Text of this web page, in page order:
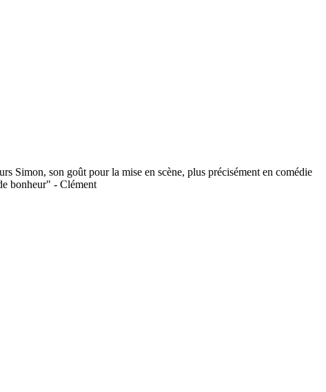
Simon, son goût pour la mise en scène, plus précisément en comédie
bonheur" - Clément